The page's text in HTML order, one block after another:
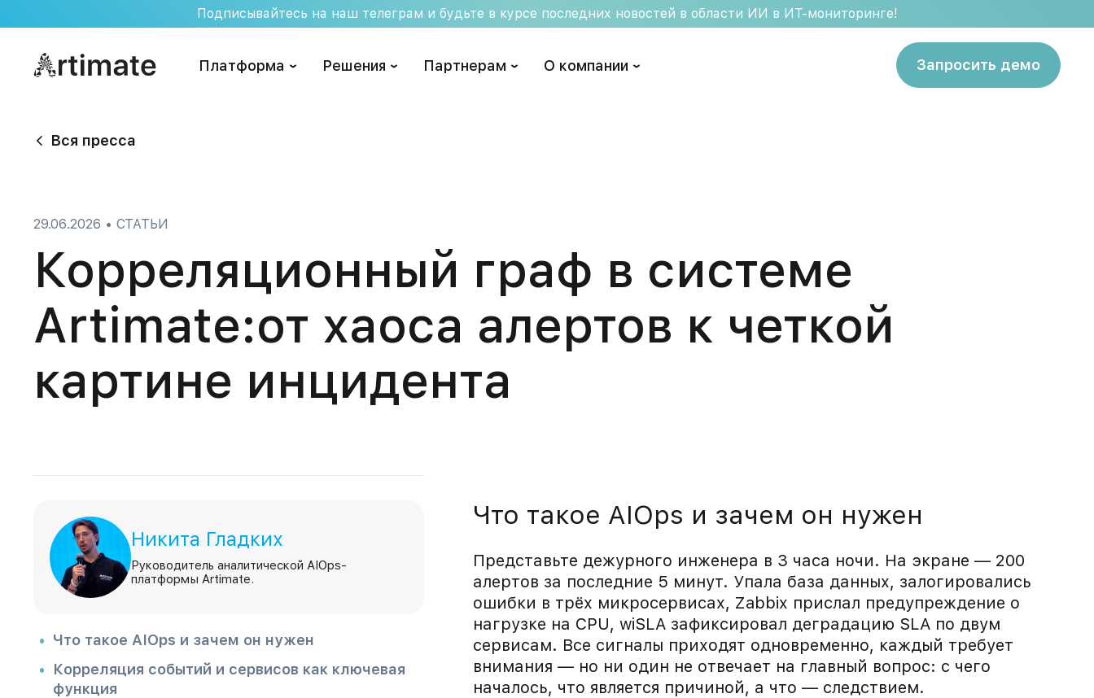
to
Подписывайтесь на наш телеграм и будьте в курсе последних новостей в области ИИ в ИТ-мониторинге!
Платформа Решения Партнерам О компании Запросить демо
Вся пресса
29.06.2026 • СТАТЬИ
Корреляционный граф в системе
Artimate:от хаоса алертов к четкой
картине инцидента
Никита Гладких
Руководитель аналитической AIOps-
платформы Artimate.
Что такое AIOps и зачем он нужен
Корреляция событий и сервисов как ключевая
функция
Что такое AIOps и зачем он нужен
Представьте дежурного инженера в 3 часа ночи. На экране — 200
алертов за последние 5 минут. Упала база данных, залогировались
ошибки в трёх микросервисах, Zabbix прислал предупреждение о
нагрузке на CPU, wiSLA зафиксировал деградацию SLA по двум
сервисам. Все сигналы приходят одновременно, каждый требует
внимания — но ни один не отвечает на главный вопрос: с чего
началось, что является причиной, а что — следствием.